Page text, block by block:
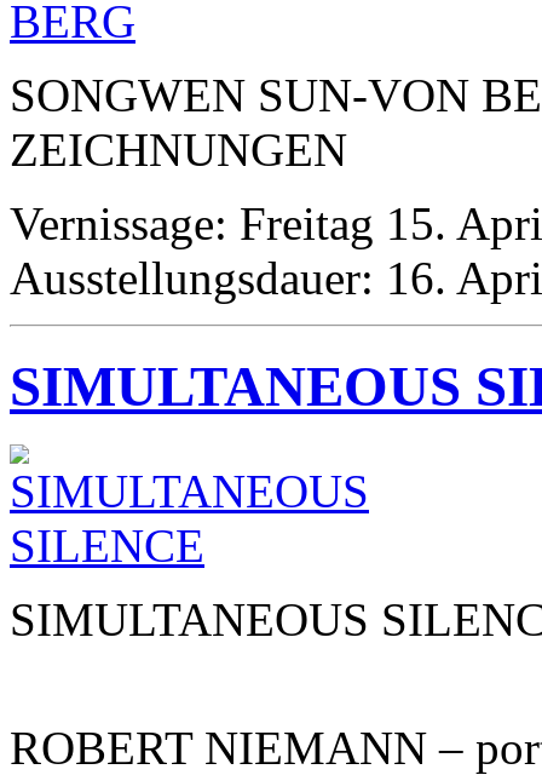
SONGWEN SUN-VON
ZEICHNUNGEN
Vernissage: Freitag 15.
Ausstellungsdauer: 16.
SIMULTANEOUS
SIMULTANEOUS
ROBERT NIEMANN –